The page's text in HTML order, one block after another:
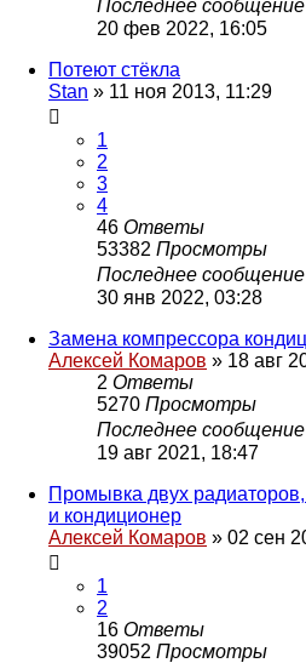
Последнее сообщение
20 фев 2022, 16:05
Потеют стёкла
Stan » 11 ноя 2013, 11:29
1
2
3
4
46 Ответы
53382 Просмотры
Последнее сообщение
30 янв 2022, 03:28
Замена компрессора
Алексей Комаров » 18 авг
2 Ответы
5270 Просмотры
Последнее сообщение
19 авг 2021, 18:47
Промывка двух
и кондиционер
Алексей Комаров » 02 сен
1
2
16 Ответы
39052 Просмотры